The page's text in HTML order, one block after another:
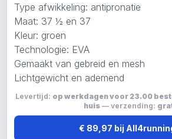
Type afwikkeling: antipronatie
Maat: 37 ½ en 37
Kleur: groen
Technologie: EVA
Gemaakt van gebreid en mesh
Lichtgewicht en ademend
Levertijd: op werkdagen voor 23.00
huis— verzending:
€ 89,97 bij